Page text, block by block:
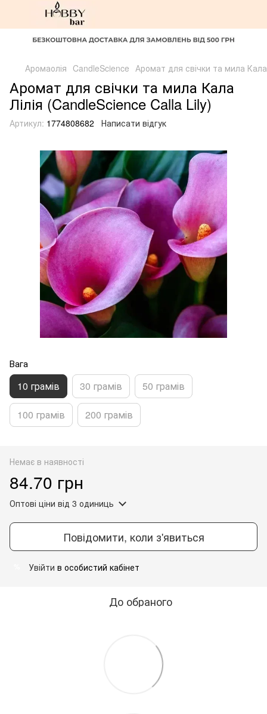
Аромаолія CandleScience Аромат для свічки та мила
Аромат для свічки та мила Кала
Лілія (CandleScience Calla Lily)
Артикул: 1774808682 Написати відгук
Вага
10 грамів 30 грамів 50 грамів
100 грамів 200 грамів
Немає в наявності
84.70 грн
Оптові ціни від 3 одиниць
Повідомити, коли з'явиться
Увійти в особистий кабінет
До обраного